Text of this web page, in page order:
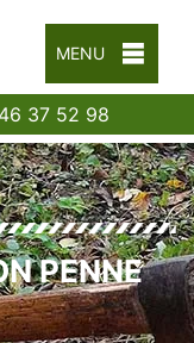
MENU
37 52 98
PENNE